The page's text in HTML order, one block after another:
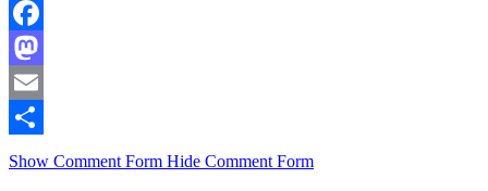
Facebook
Mastodon
Email
Compartir
Show Comment Form Hide Comment Form